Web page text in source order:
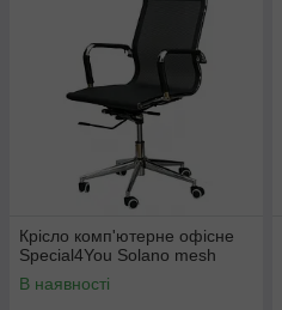
Крісло комп'ютерне офісне
Special4You Solano mesh
В наявності